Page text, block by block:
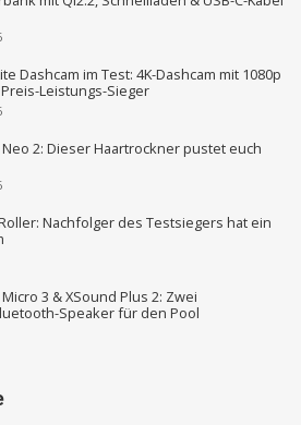
Dashcam im Test: 4K-Dashcam mit 1080p
Leistungs-Sieger
2: Dieser Haartrockner pustet euch
Nachfolger des Testsiegers hat ein
3 & XSound Plus 2: Zwei
Speaker für den Pool